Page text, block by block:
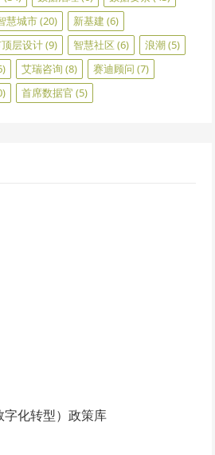
慧城市(20) 新基建 (6)
层设计(9) 智慧社区 (6) 浪潮(5)
艾瑞咨询 (8) 赛迪顾问 (7)
首席数据官 (5)
化转型）政策库